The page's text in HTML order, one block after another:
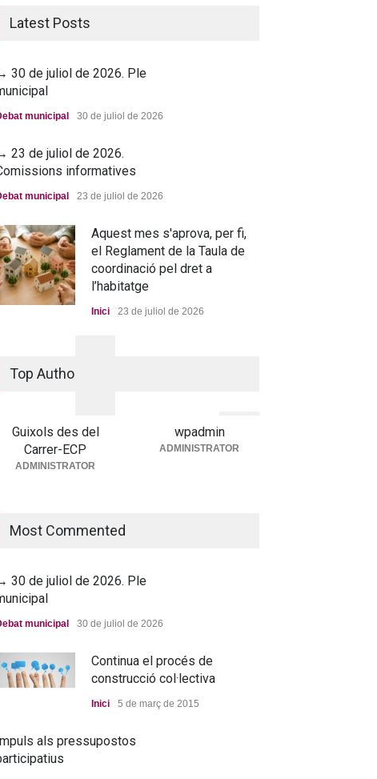
→ 25 de juny de 2026. Ple
municipal
Debat municipal
Latest Posts
30 de juliol de 2026. Ple
municipal 30 de juliol de 2026
23 de juliol de 2026.
informatives
municipal 23 de juliol de 2026
Aquest mes s'aprova, per fi,
el Reglament de la Taula de
coordinació pel dret a
l’habitatge
Inici 23 de juliol de 2026
→ 25 de juny de 2026. Ple
municipal
Top Authors
Guixols des del
Carrer-ECP
ADMINISTRATOR
wpadmin
ADMINISTRATOR
Most Commented
30 de juliol de 2026. Ple
municipal 30 de juliol de 2026
Continua el procés de
construcció col·lectiva
Inici 5 de març de 2015
Impuls als pressupostos